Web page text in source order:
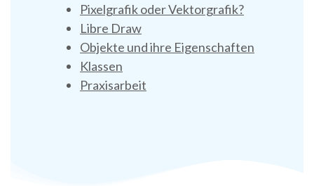
Pixelgrafik oder Vektorgrafik?
Libre Draw
Objekte und ihre Eigenschaften
Klassen
Praxisarbeit